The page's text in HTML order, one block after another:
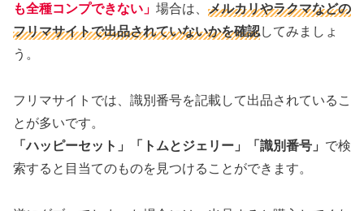
も全種コンプできない」 場合は、 メルカリやラクマなどの
フリマサイトで出品されていないかを確認してみましょ
う。
フリマサイトでは、識別番号を記載して出品されているこ
とが多いです。
「ハッピーセット」「トムとジェリー」「識別番号」 で検
索すると目当てのものを見つけることができます。